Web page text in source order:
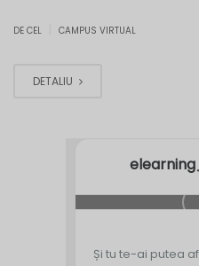
DE CEL CAMPUS VIRTUAL
DETALIU
Și tu te-ai putea